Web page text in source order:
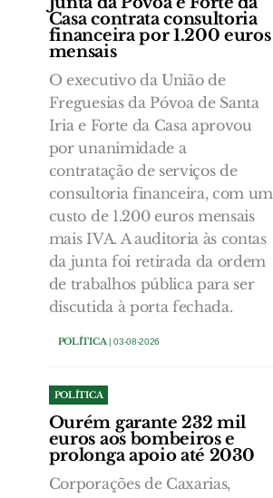
Casa contrata consultoria
financeira por 1.200 euros
mensais
O executivo da União de
Freguesias da Póvoa de Santa
Iria e Forte da Casa aprovou
por unanimidade a
contratação de serviços de
consultoria financeira, com um
custo de 1.200 euros mensais
mais IVA. A auditoria às contas
da junta foi retirada da ordem
de trabalhos pública para ser
discutida à porta fechada.
POLÍTICA | 03-08-2026
POLÍTICA
Ourém garante 232 mil
euros aos bombeiros e
prolonga apoio até 2030
Corporações de Caxarias,